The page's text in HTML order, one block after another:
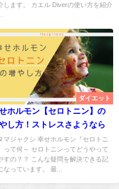
します。 カエル Diverの使い方を紹介
ダイエット
ホルモン【セロトニン】の
し方！ストレスさようなら
マジャクシ 幸せホルモン『セロトニ
って何～ セロトニンってどうやって
すの？？ こんな疑問を解決できる記
なっています。 最...